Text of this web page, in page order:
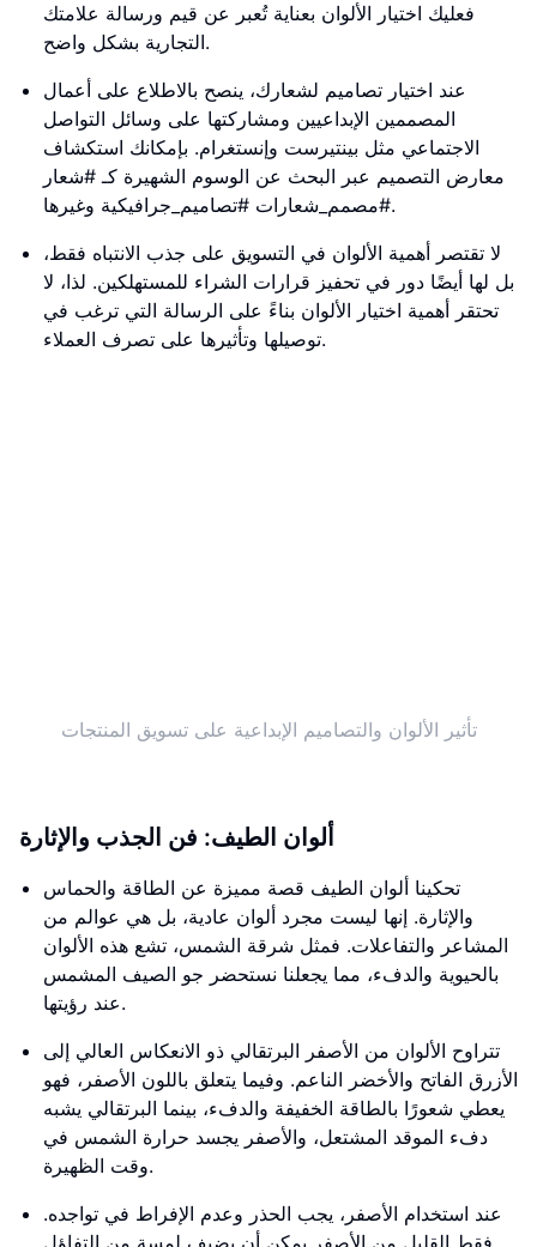
فعليك اختيار الألوان بعناية تُعبر عن قيم ورسالة علامتك
التجارية بشكل واضح.
عند اختيار تصاميم لشعارك، ينصح بالاطلاع على أعمال
المصممين الإبداعيين ومشاركتها على وسائل التواصل
الاجتماعي مثل بينتيرست وإنستغرام. بإمكانك استكشاف
معارض التصميم عبر البحث عن الوسوم الشهيرة كـ #شعار
#مصمم_شعارات #تصاميم_جرافيكية وغيرها.
لا تقتصر أهمية الألوان في التسويق على جذب الانتباه فقط،
بل لها أيضًا دور في تحفيز قرارات الشراء للمستهلكين. لذا، لا
تحتقر أهمية اختيار الألوان بناءً على الرسالة التي ترغب في
توصيلها وتأثيرها على تصرف العملاء.
تأثير الألوان والتصاميم الإبداعية على تسويق المنتجات
ألوان الطيف: فن الجذب والإثارة
تحكينا ألوان الطيف قصة مميزة عن الطاقة والحماس
والإثارة. إنها ليست مجرد ألوان عادية، بل هي عوالم من
المشاعر والتفاعلات. فمثل شرقة الشمس، تشع هذه الألوان
بالحيوية والدفء، مما يجعلنا نستحضر جو الصيف المشمس
عند رؤيتها.
تتراوح الألوان من الأصفر البرتقالي ذو الانعكاس العالي إلى
الأزرق الفاتح والأخضر الناعم. وفيما يتعلق باللون الأصفر، فهو
يعطي شعورًا بالطاقة الخفيفة والدفء، بينما البرتقالي يشبه
دفء الموقد المشتعل، والأصفر يجسد حرارة الشمس في
وقت الظهيرة.
عند استخدام الأصفر، يجب الحذر وعدم الإفراط في تواجده.
فقط القليل من الأصفر يمكن أن يضيف لمسة من التفاؤل